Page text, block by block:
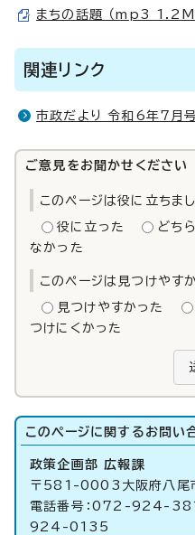
まちの話題 （mp3
関連リンク
市政だより 令和6年7月
ご意見をお聞かせください
このページは役に立ちま
役に立った どち
なかった
このページは見つけやす
見つけやすかった
つけにくかった
このページに関する お問い
政策企画部 広報課
〒581-0003大阪府八尾
電話番号：072-924-
924-0135